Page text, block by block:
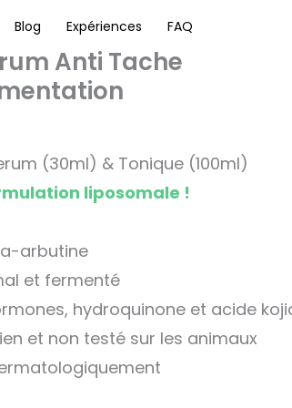
Blog Expériences FAQ
Anti Tache
(30ml) & Tonique (100ml)
liposomale !
arbutine
et fermenté
hydroquinone et acide
et non testé sur les animaux
Avush
Pigmentflecken
&
Altersflecken